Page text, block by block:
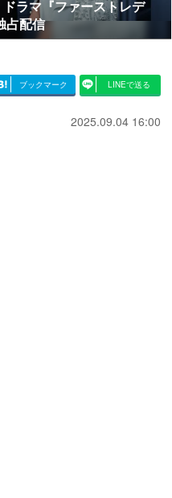
ラマ『ファーストレデ
占配信
ブックマーク LINEで送る
2025.09.04 16:00